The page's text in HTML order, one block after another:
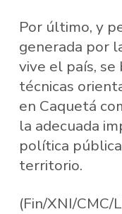
Por último, y
generada por
vive el país, se
técnicas
en Caquetá
la adecuada
política
territorio.
(Fin/XNI/CMC/